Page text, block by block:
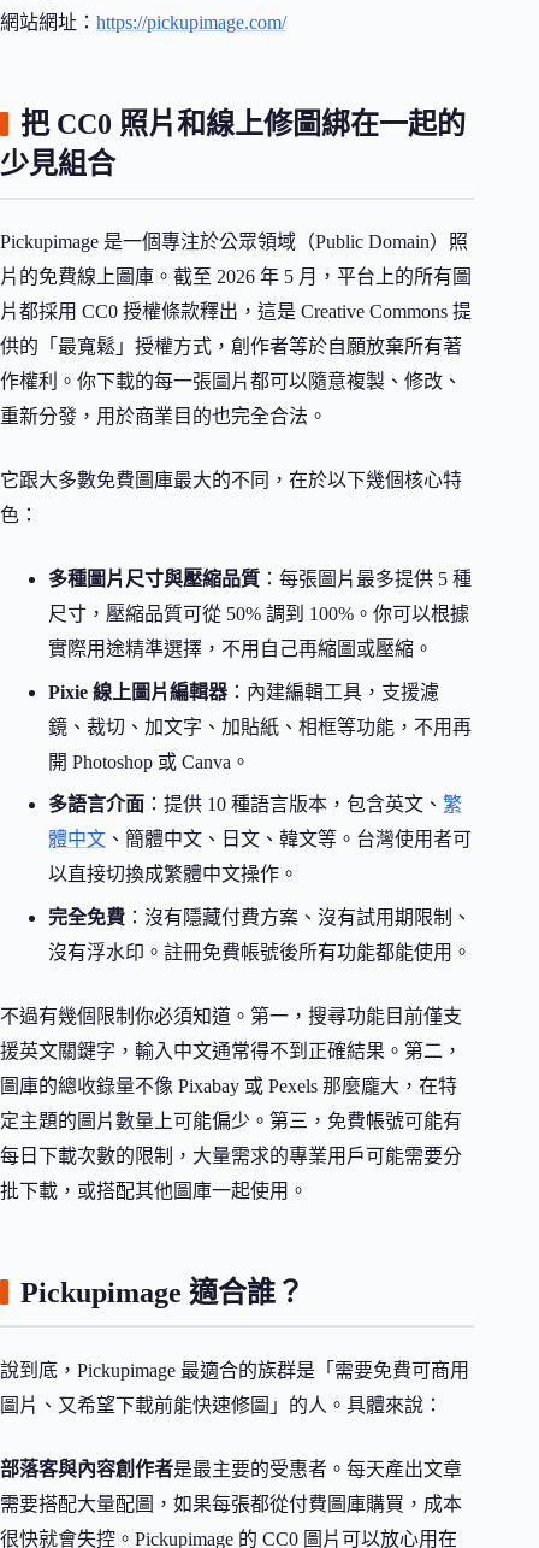
網站網址： https://pickupimage.com/
把 CC0 照片和線上修圖綁在一起的
少見組合
Pickupimage 是一個專注於公眾領域（Public Domain）照
片的免費線上圖庫。截至 2026 年 5 月，平台上的所有圖
片都採用 CC0 授權條款釋出，這是 Creative Commons 提
供的「最寬鬆」授權方式，創作者等於自願放棄所有著
作權利。你下載的每一張圖片都可以隨意複製、修改、
重新分發，用於商業目的也完全合法。
它跟大多數免費圖庫最大的不同，在於以下幾個核心特
色：
多種圖片尺寸與壓縮品質 ：每張圖片最多提供 5 種
尺寸，壓縮品質可從 50% 調到 100%。你可以根據
實際用途精準選擇，不用自己再縮圖或壓縮。
Pixie 線上圖片編輯器 ：內建編輯工具，支援濾
鏡、裁切、加文字、加貼紙、相框等功能，不用再
開 Photoshop 或 Canva。
多語言介面 ：提供 10 種語言版本，包含英文、 繁
體中文 、簡體中文、日文、韓文等。台灣使用者可
以直接切換成繁體中文操作。
完全免費 ：沒有隱藏付費方案、沒有試用期限制、
沒有浮水印。註冊免費帳號後所有功能都能使用。
不過有幾個限制你必須知道。第一，搜尋功能目前僅支
援英文關鍵字，輸入中文通常得不到正確結果。第二，
圖庫的總收錄量不像 Pixabay 或 Pexels 那麼龐大，在特
定主題的圖片數量上可能偏少。第三，免費帳號可能有
每日下載次數的限制，大量需求的專業用戶可能需要分
批下載，或搭配其他圖庫一起使用。
Pickupimage 適合誰？
說到底，Pickupimage 最適合的族群是「需要免費可商用
圖片、又希望下載前能快速修圖」的人。具體來說：
部落客與內容創作者是最主要的受惠者。每天產出文章
需要搭配大量配圖，如果每張都從付費圖庫購買，成本
很快就會失控。Pickupimage 的 CC0 圖片可以放心用在